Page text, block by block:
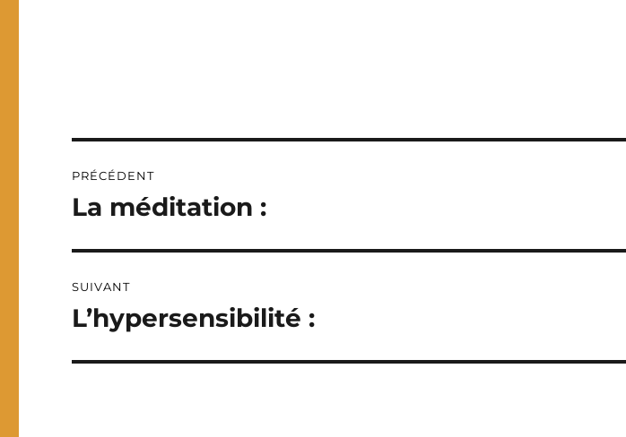
de
PRÉCÉDENT
Publication
La méditation :
SUIVANT
Publication
L’hypersensibilité :